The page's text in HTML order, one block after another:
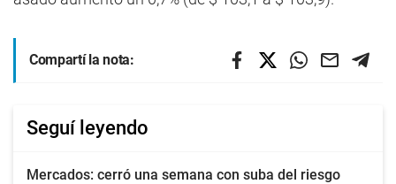
Compartí la nota:
Seguí leyendo
Mercados: cerró una semana con suba del riesgo